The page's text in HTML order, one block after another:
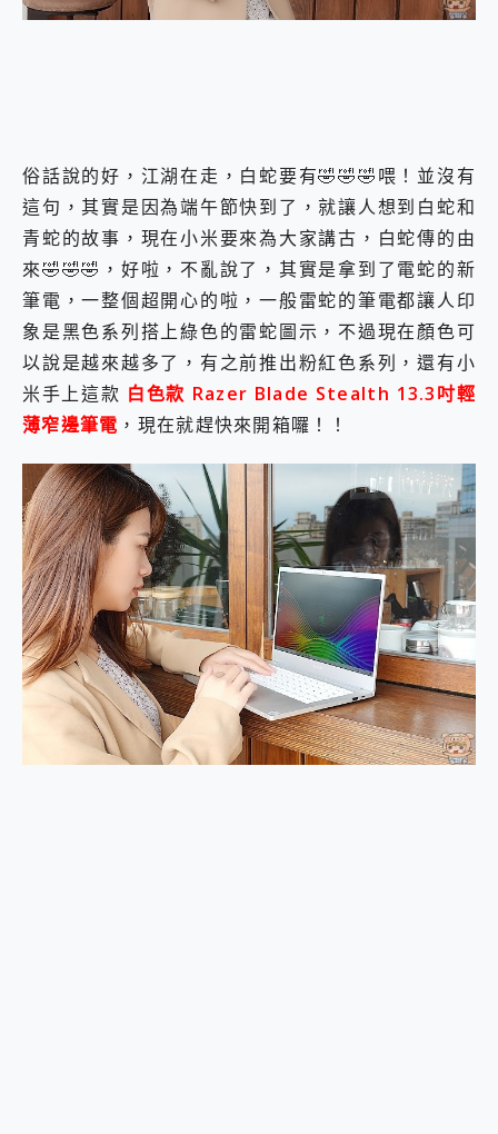
寶可夢飛人外掛iToolab AnyGo全新升級，GO Fest 五折優惠嗨翻天！支援 iOS/Android！
您的專屬AI 助手 Yoga Slim 7 Aura Edition 觸控AI筆電 開箱 評測
realme 14 Pro 超硬軍規、冰感變色實測，realme 14 5G 遊戲戰鬥值爆表，效能x娛樂全都要！
iPhone、Apple Watch、AirPods耳機 三個設備充電一起搞定 ONPRO MagReact™ M3 3 in 1可攜摺疊無線充電器 開箱 評測
動靜皆宜「HUAWEI FreeArc」開放式耳掛耳機，無感配戴! 超穩超服貼，音質、通話也很優質
25種洗烘模式一機搞定! Roborock 衣莉莎白 H1 Neo分子篩洗脫烘 AI 滾筒洗衣機
給 MSI Claw 系列電競掌機 最完美的家 MSI Nest Docking Station 掌機專屬擴充底座 開箱 評測
B&O 精品級音響! Home+ 中嘉寬頻 SoundBox 劇院串流盒 開箱 評測
2億 APO蔡司長焦神機降臨~ vivo X200 Pro、vivo X200 就是這麼好拍
EaseUS Vocal Remover 免費線上去聲器一鍵去除人聲 人聲 音樂分離 2024 消除人聲推薦
3 個超值 MHN 飛人工具分享~~ iToolab AnyGo 魔物獵人 Now飛人 ios教學 不出門也可以到處走
小體積 40000mAh 超大容量 一次充5個設備 充好充滿 CUKTECH 酷態科 300W 微型充電站 開箱 評測
97.3% 恢復率，資料救援就是這麼簡單 EaseUS Data Recovery Wizard Free 18.0.0 業界最好的資料救援軟體
磁碟系統大風吹 有了 磁碟管理程式 EaseUS Partition Master 就是這麼簡單
全新 SONY Xperia 1 VI 開箱! 相機實測! 長焦覆蓋更遠更清晰、2日長續航、頂尖影音娛樂效能~
vivo TWS 3e 真無線藍牙耳機智慧降噪升級、音質明亮溫潤，並支援雙設備連接~
MSI Claw 掌機專屬配件包 來囉 完美保護 MSI Claw A1M-026TW 電競掌機
人像旗艦 vivo V30 系列 開箱 評測! 首搭蔡司光學鏡頭、攝影棚級柔光環、拍攝功能最好玩的美拍神機 vivo V30 Pro
多個願望一次滿足 超強散熱 微星 MSI Claw A1M-026TW 電競掌機 開箱 評測
一吸完美對位 擁有超強吸力與超好用的隱磁支架 O-ONE MAG 最會吸的行動電源 開箱 評測
OPPO 哈蘇 300mm 專業增距鏡實測：Find X9 Ultra 光學長焦隨手拍，紀錄生活就是這麼簡單
Motorola edge 70 pro 及 moto g37 power上市，登錄在送飛利浦氣炸鍋
近八千元的 Soundcore Liberty 5 Pro Max，有螢幕的耳機會是智商稅嗎?
俗話說的好，江湖在走，白蛇要有🤣🤣🤣喂！並沒有
這句，其實是因為端午節快到了，就讓人想到白蛇和
青蛇的故事，現在小米要來為大家講古，白蛇傳的由
來🤣🤣🤣，好啦，不亂說了，其實是拿到了電蛇的新
筆電，一整個超開心的啦，一般雷蛇的筆電都讓人印
象是黑色系列搭上綠色的雷蛇圖示，不過現在顏色可
以說是越來越多了，有之前推出粉紅色系列，還有小
米手上這款 白色款 Razer Blade Stealth 13.3吋輕
薄窄邊筆電 ，現在就趕快來開箱囉！！